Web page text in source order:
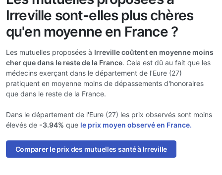
Irreville sont-elles plus chères
qu'en moyenne en France ?
Les mutuelles proposées à Irreville coûtent en moyenne moins
cher que dans le reste de la France. Cela est dû au fait que les
médecins exerçant dans le département de l'Eure (27)
pratiquent en moyenne moins de dépassements d'honoraires
que dans le reste de la France.
Dans le département de l'Eure (27) les prix observés sont moins
élevés de -3.94% que le prix moyen observé en France.
Comparer le prix des mutuelles santé à Irreville